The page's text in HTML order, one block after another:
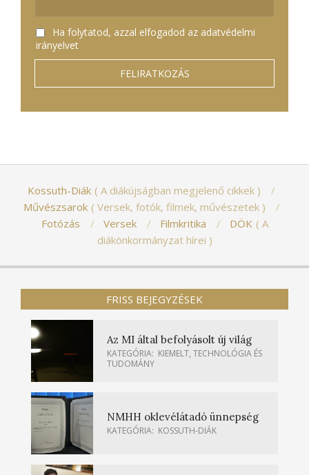
Ha folytatod, azzal elfogadod az adatvédelmi
irányelvet
Kossuth-Diák
A diákújságban megjelenő cikkek
Művészsarok
Versek, fotók, filmek, művészetek
Fotózás
Versek Filmkritika DÖK
A
diákönkormányzat hírei
FRISS BEJEGYZÉSEK
Az MI által befolyásolt új világ
KATEGÓRIA: KIEMELT, TECHNOLÓGIA ÉS
TUDOMÁNY
NMHH oklevélátadó ünnepség
KATEGÓRIA: KOSSUTH-DIÁK